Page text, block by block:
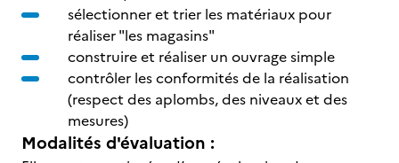
sélectionner et trier les matériaux pour
réaliser "les magasins"
construire et réaliser un ouvrage simple
contrôler les conformités de la réalisation
(respect des aplombs, des niveaux et des
mesures)
Modalités d'évaluation :